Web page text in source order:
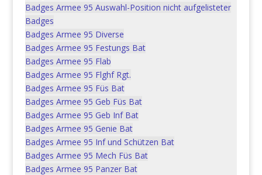
Badges Armee 95 Auswahl-Position nicht aufgelisteter
Badges
Badges Armee 95 Diverse
Badges Armee 95 Festungs Bat
Badges Armee 95 Flab
Badges Armee 95 Flghf Rgt.
Badges Armee 95 Füs Bat
Badges Armee 95 Geb Füs Bat
Badges Armee 95 Geb Inf Bat
Badges Armee 95 Genie Bat
Badges Armee 95 Inf und Schützen Bat
Badges Armee 95 Mech Füs Bat
Badges Armee 95 Panzer Bat
CHF5.00 In den Warenkorb
Rechtliche Grundlagen für das
Verhalten im Einsatz RVE
gültig ab 1.7.2005
CHF5.00 In den Warenkorb